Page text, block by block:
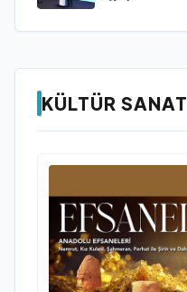
KÜLTÜR SANAT